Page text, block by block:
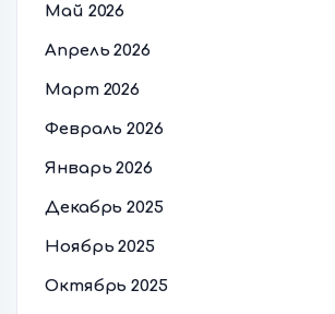
Май 2026
Апрель 2026
Март 2026
Февраль 2026
Январь 2026
Декабрь 2025
Ноябрь 2025
Октябрь 2025